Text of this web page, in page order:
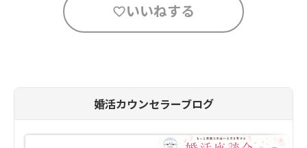
いいねする
婚活カウンセラーブログ